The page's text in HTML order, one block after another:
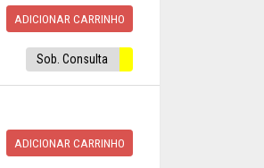
ADICIONAR CARRINHO
Sob. Consulta
ADICIONAR CARRINHO